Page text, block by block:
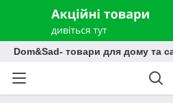
Dom&Sad- товари для дому та